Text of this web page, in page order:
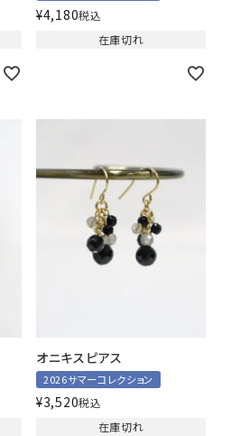
¥4,180税込
在庫切れ
オニキスピアス
2026サマーコレクション
¥3,520税込
在庫切れ